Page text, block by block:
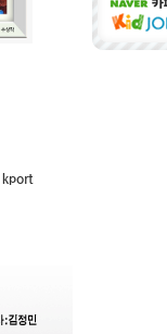
kport